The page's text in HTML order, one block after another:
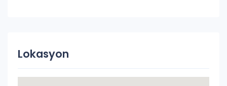
Lokasyon